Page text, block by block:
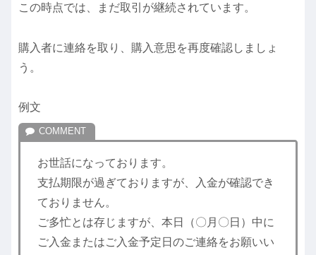
この時点では、まだ取引が継続されています。
購入者に連絡を取り、購入意思を再度確認しましょ
う。
例文
お世話になっております。
支払期限が過ぎておりますが、入金が確認でき
ておりません。
ご多忙とは存じますが、本日（〇月〇日）中に
ご入金またはご入金予定日のご連絡をお願いい